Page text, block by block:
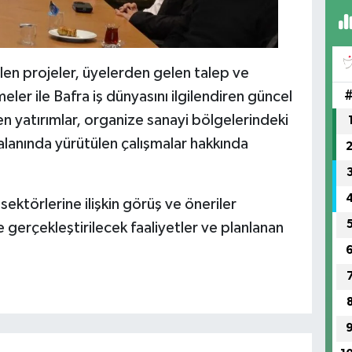
projeler, üyelerden gelen talep ve
ile Bafra iş dünyasını ilgilendiren güncel
yatırımlar, organize sanayi bölgelerindeki
yürütülen çalışmalar hakkında
ilişkin görüş ve öneriler
gerçekleştirilecek faaliyetler ve planlanan